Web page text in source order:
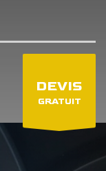
DEVIS
GRATUIT